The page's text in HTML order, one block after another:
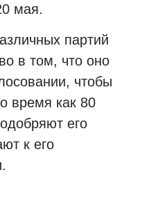
мая.
партий
в том, что оно
чтобы
время как 80
его
к его